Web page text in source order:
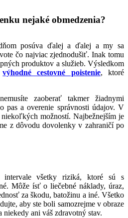
nejaké obmedzenia?
posúva ďalej a ďalej a my sa
čo najviac zjednodušiť. Inak tomu
produktov a služieb. Výsledkom
výhodné cestovné poistenie, ktoré
zaoberať takmer žiadnymi
pas a overenie správnosti údajov. V
možností. Najbežnejším je
z dôvodu dovolenky v zahraničí po
všetky riziká, ktoré sú s
Môže ísť o liečebné náklady, úraz,
za škodu, batožinu a iné. Všetko
aby ste boli samozrejme v obraze
niekedy ani váš zdravotný stav.